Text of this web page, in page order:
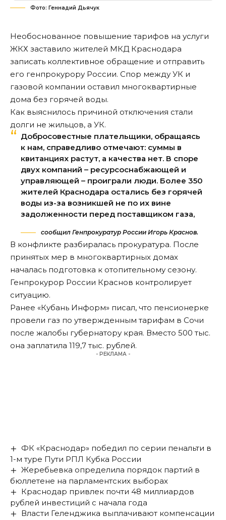
Фото: Геннадий Дьячук
Необоснованное повышение тарифов на услуги
ЖКХ заставило жителей МКД Краснодара
записать коллективное обращение и отправить
его генпрокурору России. Спор между УК и
газовой компании оставил многоквартирные
дома без горячей воды.
Как выяснилось причиной отключения стали
долги не жильцов, а УК.
Добросовестные плательщики, обращаясь
к нам, справедливо отмечают: суммы в
квитанциях растут, а качества нет. В споре
двух компаний – ресурсоснабжающей и
управляющей – проиграли люди. Более 350
жителей Краснодара остались без горячей
воды из-за возникшей не по их вине
задолженности перед поставщиком газа,
сообщил Генпрокуратур России Игорь Краснов.
В конфликте разбиралась прокуратура. После
принятых мер в многоквартирных домах
началась подготовка к отопительному сезону.
Генпрокурор России Краснов контролирует
ситуацию.
Ранее «Кубань Информ» писал, что пенсионерке
провели газ по утвержденным тарифам в Сочи
после жалобы губернатору края. Вместо 500 тыс.
она заплатила 119,7 тыс. рублей.
- РЕКЛАМА -
ФК «Краснодар» победил по серии пенальти в
1-м туре Пути РПЛ Кубка России
Жеребьевка определила порядок партий в
бюллетене на парламентских выборах
Краснодар привлек почти 48 миллиардов
рублей инвестиций с начала года
Власти Геленджика выплачивают компенсации